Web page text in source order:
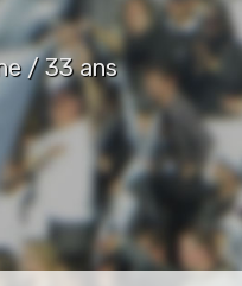
/ 33 ans